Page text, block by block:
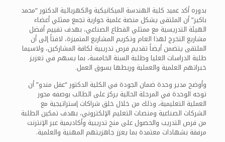
بدوره أكد عميد كلية الهندسة الميكانيكية والكهربائية الدكتور “محمد
باكير” أن الملتقى يشكل منصة علمية حوارية تجمع ممثلي أعضاء
الهيئة التدريسية مع ممثلي القطاع الصناعي، بهدف تقييم أفضل
مشاريع التخرج لهذا العام وتكريم المشاريع المتميزة، لافتاً إلى أن
الملتقى يتضمن أيضاً تقديم فرص تدريبية لكافة المشاركين، ولاسيما
طلبة الدراسات العليا وطلبة السنة الخامسة، بما يسهم في تعزيز
خبراتهم العلمية والعملية وربطها بسوق العمل.
وأوضح مدير وحدة ضمان الجودة في الكلية الدكتور “عقل مندو” أن
توجه الوحدة في المرحلة الحالية يركز على الطالب بوصفه محور
العملية التعليمية، وذلك من خلال خلق شراكات إستراتيجية مع
الشركات الصناعية ومنصات التعليم الإلكتروني، بهدف تمكين الطلبة
من فرص التدريب والحصول على منح تدريبية وأكاديمية عبر الإنترنت
مرفقة بشهادات معتمدة بما يعزز جاهزيتهم المهنية والعلمية.